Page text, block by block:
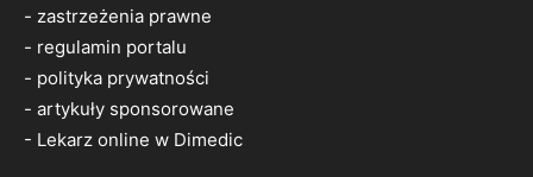
- zastrzeżenia prawne
- regulamin portalu
- polityka prywatności
- artykuły sponsorowane
- Lekarz online w Dimedic